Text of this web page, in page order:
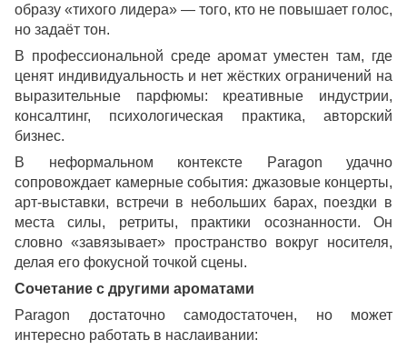
образу «тихого лидера» — того, кто не повышает голос,
но задаёт тон.
В профессиональной среде аромат уместен там, где
ценят индивидуальность и нет жёстких ограничений на
выразительные парфюмы: креативные индустрии,
консалтинг, психологическая практика, авторский
бизнес.
В неформальном контексте Paragon удачно
сопровождает камерные события: джазовые концерты,
арт-выставки, встречи в небольших барах, поездки в
места силы, ретриты, практики осознанности. Он
словно «завязывает» пространство вокруг носителя,
делая его фокусной точкой сцены.
Сочетание с другими ароматами
Paragon достаточно самодостаточен, но может
интересно работать в наслаивании: